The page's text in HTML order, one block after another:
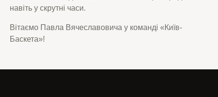
навіть у скрутні часи.
Вітаємо Павла Вячеславовича у команді «Київ-
Баскета»!